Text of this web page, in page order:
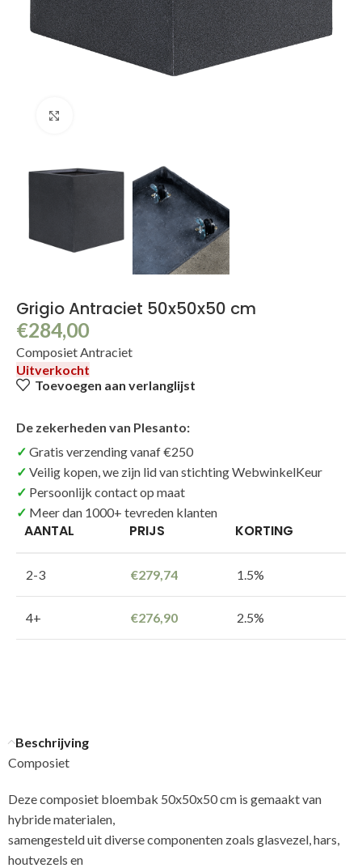
Grigio Antraciet 50x50x50 cm
€284,00
Composiet Antraciet
Uitverkocht
Toevoegen aan verlanglijst
De zekerheden van Plesanto:
Gratis verzending vanaf €250
Veilig kopen, we zijn lid van stichting WebwinkelKeur
Persoonlijk contact op maat
Meer dan 1000+ tevreden klanten
AANTAL PRIJS KORTING
2-3 €279,74 1.5%
4+ €276,90 2.5%
Beschrijving
Composiet
Deze composiet bloembak 50x50x50 cm is gemaakt van
hybride materialen,
samengesteld uit diverse componenten zoals glasvezel, hars,
houtvezels en